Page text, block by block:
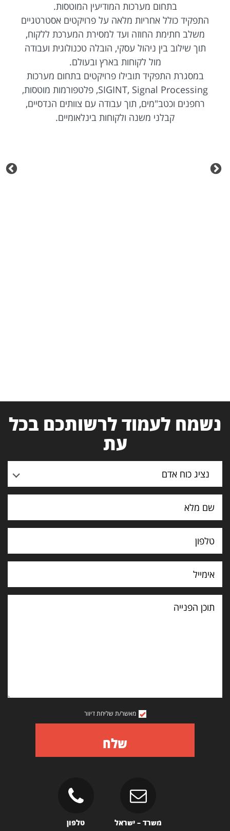
בתחום מערכות המודיעין המוטסות.
התפקיד כולל אחריות מלאה על פרויקטים אסטרטגיים
משלב חתימת החוזה ועד למסירת המערכת ללקוח,
תוך שילוב בין ניהול עסקי, הובלה טכנולוגית ועבודה
מול לקוחות בארץ ובעולם.
במסגרת התפקיד תובילו פרויקטים בתחום מערכות
SIGINT, Signal Processing, פלטפורמות מוטסות,
רחפנים וכטב"מים, תוך עבודה עם צוותים הנדסיים,
קבלני משנה ולקוחות בינלאומיים.
נשמח לעמוד לרשותכם בכל
עת
נציג כוח אדם
תוכן
הפנייה
מאשר/ת שליחת דיוור
שלח
משרד – ישראל טלפון